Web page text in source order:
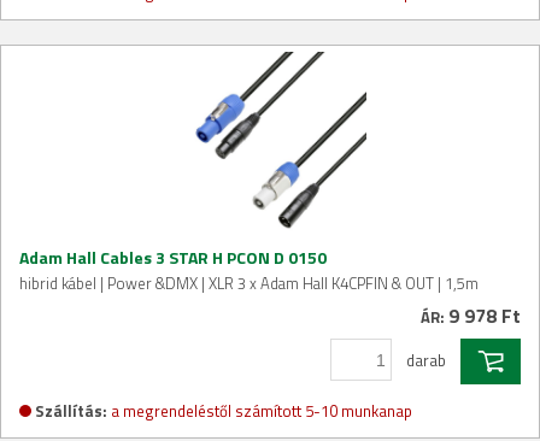
Adam Hall Cables 3 STAR H PCON D 0150
hibrid kábel | Power &DMX | XLR 3 x Adam Hall K4CPFIN & OUT | 1,5m
ÁR: 9 978 Ft
darab
Szállítás: a megrendeléstől számított 5-10 munkanap